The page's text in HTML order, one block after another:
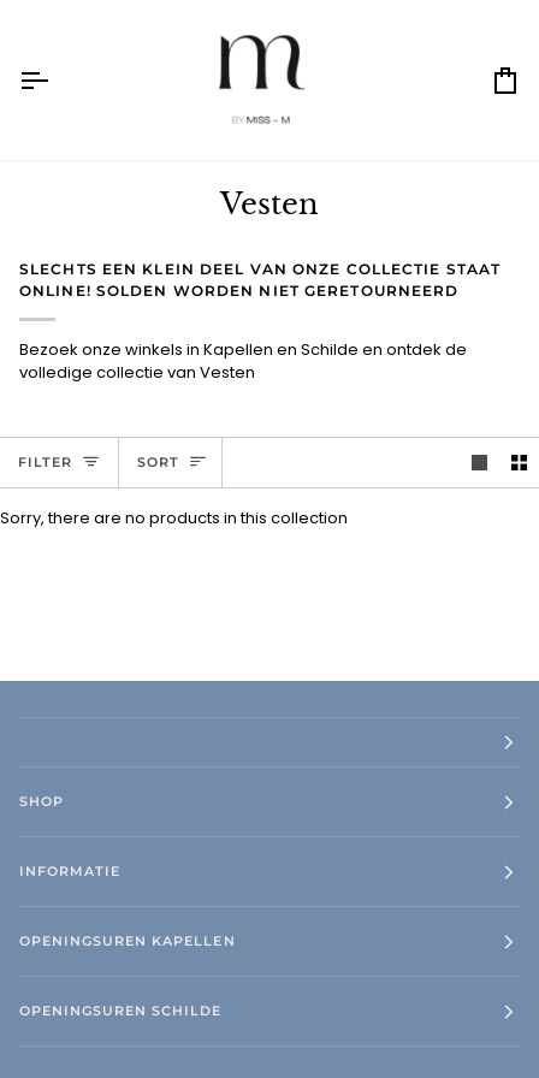
Vesten
SLECHTS EEN KLEIN DEEL VAN ONZE COLLECTIE STAAT
ONLINE! SOLDEN WORDEN NIET GERETOURNEERD
Bezoek onze winkels in Kapellen en Schilde en ontdek de
volledige collectie van Vesten
FILTER Sort
SORT
Sorry, there are no products in this collection
SHOP
INFORMATIE
OPENINGSUREN KAPELLEN
OPENINGSUREN SCHILDE